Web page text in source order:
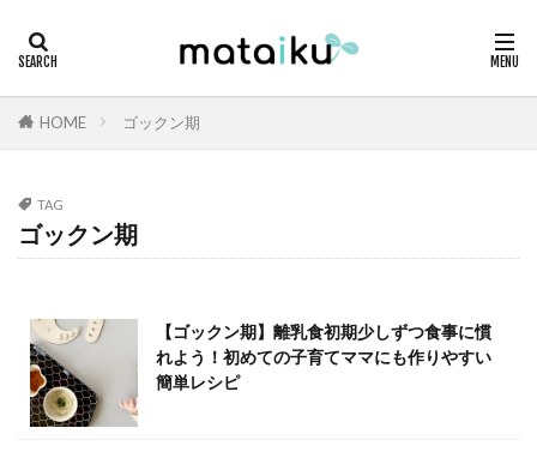
HOME ゴックン期
TAG
ゴックン期
【ゴックン期】離乳食初期少しずつ食事に慣
れよう！初めての子育てママにも作りやすい
簡単レシピ